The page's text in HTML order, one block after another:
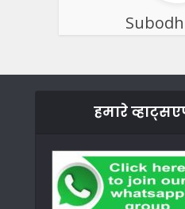
हमारे